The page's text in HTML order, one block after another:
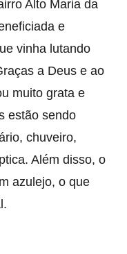
Alto Maria da
e
vinha lutando
a Deus e ao
muito grata e
estão sendo
chuveiro,
Além disso, o
azulejo, o que